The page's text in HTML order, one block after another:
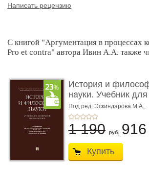
Написать рецензию
С книгой "Аргументация в процессах
Pro et contra" автора Ивин А.А. также
История и
науки. Учебник для
аспиран ...
Под ред. Эскиндарова М.А.,
Чумакова А.Н.
1 190 руб. 916
Купить